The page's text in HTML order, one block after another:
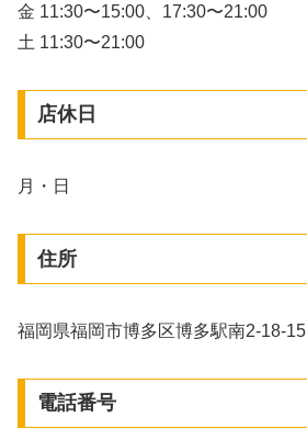
金 11:30〜15:00、17:30〜21:00
土 11:30〜21:00
店休日
月・日
住所
福岡県福岡市博多区博多駅南2-18-15
電話番号